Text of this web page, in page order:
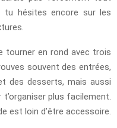
tu hésites encore sur les
tourner en rond avec trois
souvent des entrées,
des desserts, mais aussi
plus facilement.
est loin d’être accessoire.